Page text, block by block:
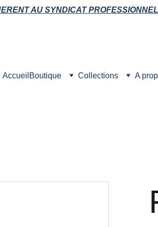
AU SYNDICAT
Accueil Boutique Collections A